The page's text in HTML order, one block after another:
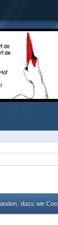
dass wir